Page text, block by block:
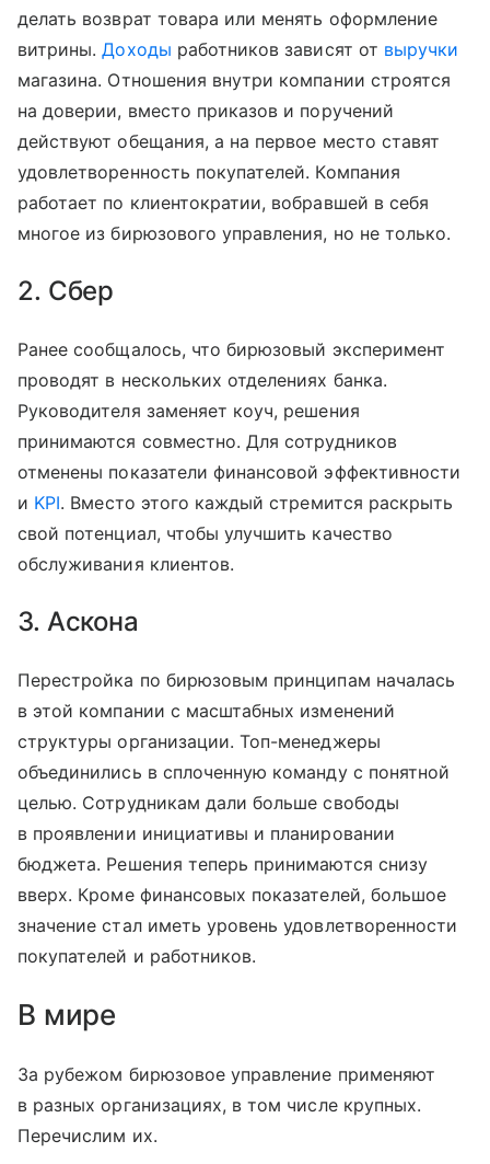
делать возврат товара или менять оформление
витрины.Доходы работников зависят от выручки
магазина. Отношения внутри компании строятся
на доверии, вместо приказов и поручений
действуют обещания, а на первое место ставят
удовлетворенность покупателей. Компания
работает по клиентократии, вобравшей в себя
многое из бирюзового управления, но не только.
2. Сбер
Ранее сообщалось, что бирюзовый эксперимент
проводят в нескольких отделениях банка.
Руководителя заменяет коуч, решения
принимаются совместно. Для сотрудников
отменены показатели финансовой эффективности
и KPI. Вместо этого каждый стремится раскрыть
свой потенциал, чтобы улучшить качество
обслуживания клиентов.
3. Аскона
Перестройка по бирюзовым принципам началась
в этой компании с масштабных изменений
структуры организации. Топ-менеджеры
объединились в сплоченную команду с понятной
целью. Сотрудникам дали больше свободы
в проявлении инициативы и планировании
бюджета. Решения теперь принимаются снизу
вверх. Кроме финансовых показателей, большое
значение стал иметь уровень удовлетворенности
покупателей и работников.
В мире
За рубежом бирюзовое управление применяют
в разных организациях, в том числе крупных.
Перечислим их.